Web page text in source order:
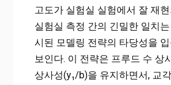
고도가 실험실 실험에서 잘 재
실험실 측정 간의 긴밀한 일치
시된 모델링 전략의 타당성을
보인다. 이 전략은 프루드 수 상
상사성(y₁/b)을 유지하면서, 교